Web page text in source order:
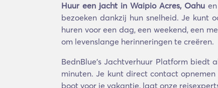
Huur een jacht in Waipio Acres, Oahu
bezoeken dankzij hun snelheid. Je kunt
huren voor een dag, een weekend, een
om levenslange herinneringen te creëren.
BednBlue's Jachtverhuur Platform biedt
minuten. Je kunt direct contact
boot voor je vakantie, laat onze